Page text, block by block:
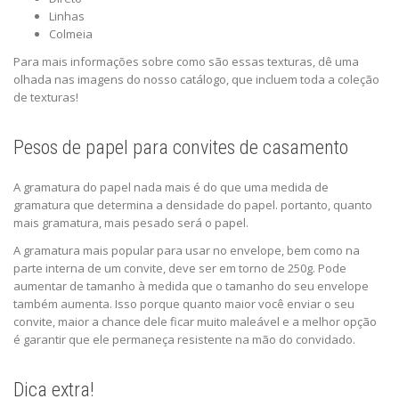
Linhas
Colmeia
Para mais informações sobre como são essas texturas, dê uma
olhada nas imagens do nosso catálogo, que incluem toda a coleção
de texturas!
Pesos de papel para convites de casamento
A gramatura do papel nada mais é do que uma medida de
gramatura que determina a densidade do papel. portanto, quanto
mais gramatura, mais pesado será o papel.
A gramatura mais popular para usar no envelope, bem como na
parte interna de um convite, deve ser em torno de 250g. Pode
aumentar de tamanho à medida que o tamanho do seu envelope
também aumenta. Isso porque quanto maior você enviar o seu
convite, maior a chance dele ficar muito maleável e a melhor opção
é garantir que ele permaneça resistente na mão do convidado.
Dica extra!